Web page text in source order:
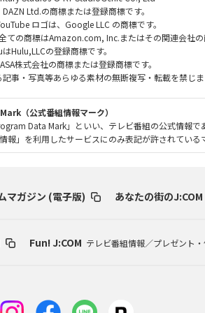
DAZN Ltd.の商標または登録商標です。
ロゴは、Google LLC の商標です。
ての商標はAmazon.com, Inc.またはその関連会社の
Hulu,LLCの登録商標です。
株式会社の商標または登録商標です。
事・写真等あらゆる素材の無断複写・転載を禁じ
（公式番組情報マーク）
Data Mark」といい、テレビ番組の公式情報で
報」を利用したサービスにのみ表記が許されている
マガジン (電子版) あなたの街の
Fun! J:COM テレビ番組情報／プレゼント